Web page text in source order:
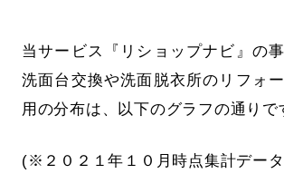
当サービス『リショップナビ』の事
洗面台交換や洗面脱衣所のリフォ
用の分布は、以下のグラフの通りで
(※２０２１年１０月時点集計デー